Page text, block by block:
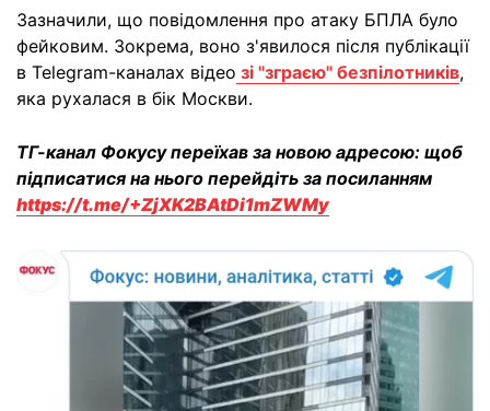
Зазначили, що повідомлення про атаку БПЛА було
фейковим. Зокрема, воно з'явилося після публікації
в Telegram-каналах відео зі "зграєю" безпілотників,
яка рухалася в бік Москви.
ТГ-канал Фокусу переїхав за новою адресою: щоб
підписатися на нього перейдіть за посиланням
https://t.me/+ZjXK2BAtDi1mZWMy